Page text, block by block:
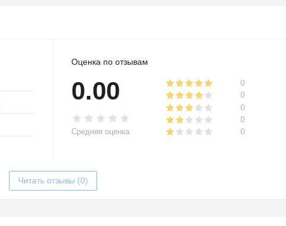
Оценка по отзывам
0.00
Средняя оценка
0
0
0
0
0
Читать отзывы (0)